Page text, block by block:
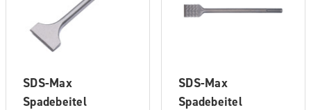
SDS-Max
Spadebeitel
SDS-Max
Spadebeitel